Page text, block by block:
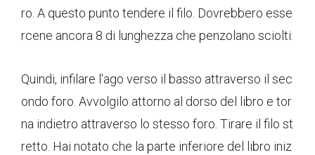
ro. A questo punto tendere il filo. Dovrebbero esse
rcene ancora 8 di lunghezza che penzolano sciolti.
Quindi, infilare l'ago verso il basso attraverso il sec
ondo foro. Avvolgilo attorno al dorso del libro e tor
na indietro attraverso lo stesso foro. Tirare il filo st
retto. Hai notato che la parte inferiore del libro iniz